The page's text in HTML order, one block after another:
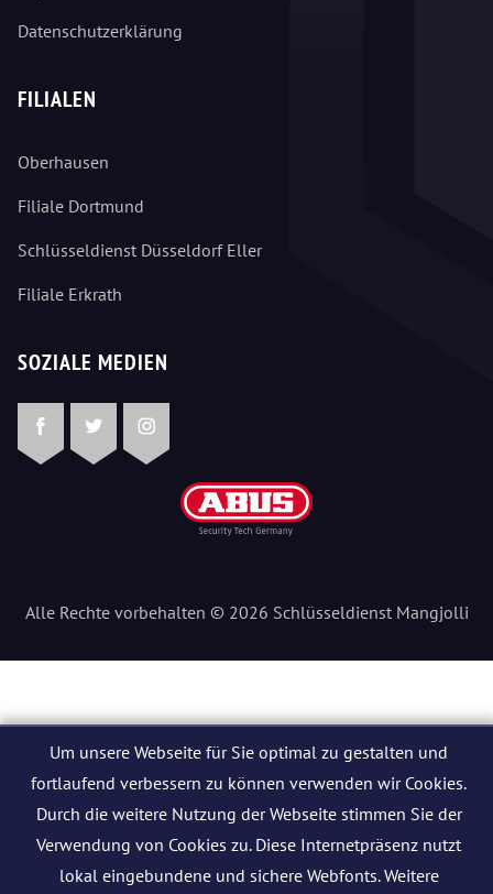
Datenschutzerklärung
FILIALEN
Oberhausen
Filiale Dortmund
Schlüsseldienst Düsseldorf Eller
Filiale Erkrath
SOZIALE MEDIEN
FacebookTwitterInstagram
Alle Rechte vorbehalten © 2026 Schlüsseldienst Mangjolli
Um unsere Webseite für Sie optimal zu gestalten und
fortlaufend verbessern zu können verwenden wir Cookies.
Durch die weitere Nutzung der Webseite stimmen Sie der
Verwendung von Cookies zu. Diese Internetpräsenz nutzt
lokal eingebundene und sichere Webfonts. Weitere